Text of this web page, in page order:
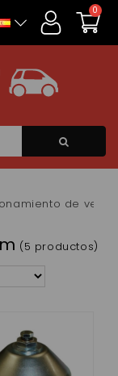
0
de
(5 productos)